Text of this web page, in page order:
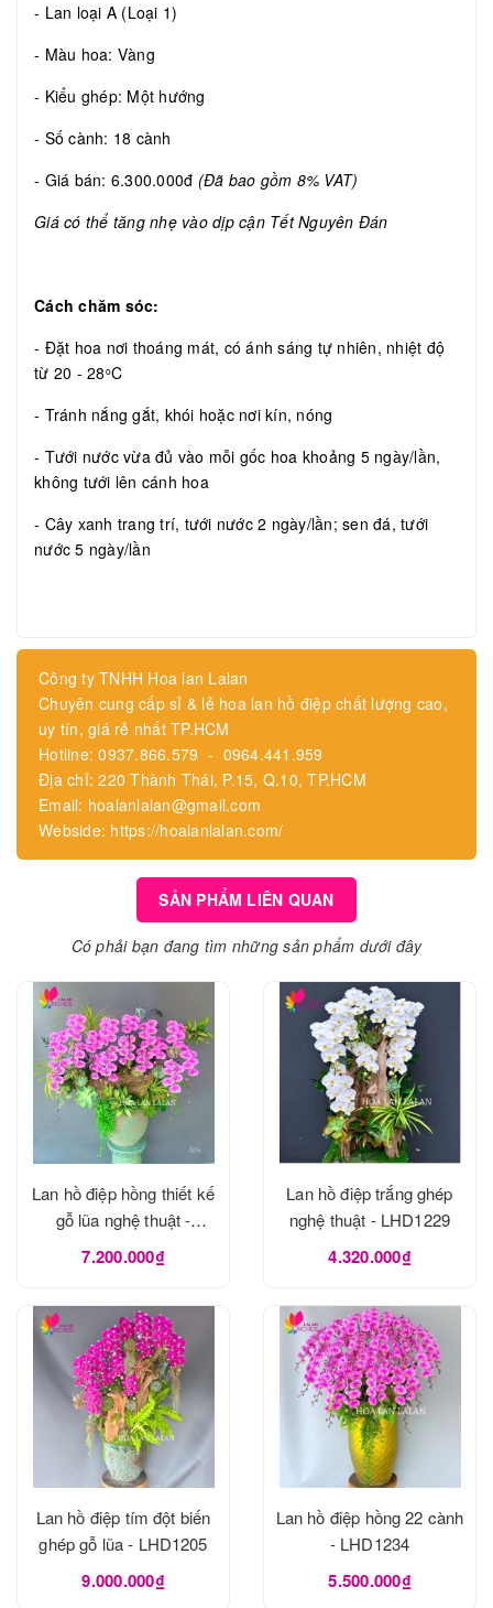
- Lan loại A (Loại 1)
- Màu hoa: Vàng
- Kiểu ghép: Một hướng
- Số cành: 18 cành
- Giá bán: 6.300.000đ (Đã bao gồm 8% VAT)
Giá có thể tăng nhẹ vào dịp cận Tết Nguyên Đán
Cách chăm sóc:
- Đặt hoa nơi thoáng mát, có ánh sáng tự nhiên, nhiệt độ
từ 20 - 28oC
- Tránh nắng gắt, khói hoặc nơi kín, nóng
- Tưới nước vừa đủ vào mỗi gốc hoa khoảng 5 ngày/lần,
không tưới lên cánh hoa
- Cây xanh trang trí, tưới nước 2 ngày/lần; sen đá, tưới
nước 5 ngày/lần
Công ty TNHH Hoa lan Lalan
Chuyên cung cấp sỉ & lẻ hoa lan hồ điệp chất lượng cao,
uy tín, giá rẻ nhất TP.HCM
Hotline: 0937.866.579 - 0964.441.959
Địa chỉ: 220 Thành Thái, P.15, Q.10, TP.HCM
Email: hoalanlalan@gmail.com
Webside: https://hoalanlalan.com/
SẢN PHẨM LIÊN QUAN
Có phải bạn đang tìm những sản phẩm dưới đây
Lan hồ điệp hồng thiết kế
gỗ lũa nghệ thuật -
LHD1273
7.200.000₫
Lan hồ điệp trắng ghép
nghệ thuật - LHD1229
4.320.000₫
Lan hồ điệp tím đột biến
ghép gỗ lũa - LHD1205
9.000.000₫
Lan hồ điệp hồng 22 cành
- LHD1234
5.500.000₫